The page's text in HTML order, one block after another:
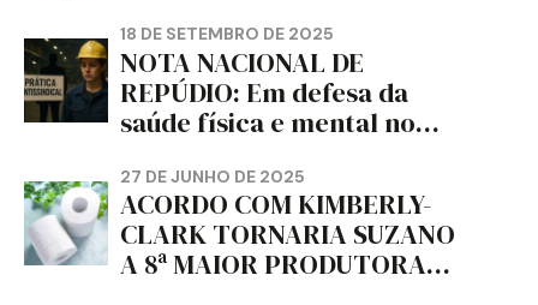
18 DE SETEMBRO DE 2025
NOTA NACIONAL DE
REPÚDIO: Em defesa da
saúde física e mental no
da dignidade sindical.
27 DE JUNHO DE 2025
ACORDO COM KIMBERLY-
CLARK TORNARIA SUZANO
A 8ª MAIOR PRODUTORA